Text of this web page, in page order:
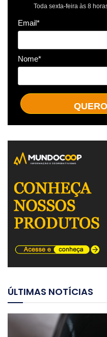
Toda sexta-feira às 8
Email*
Nome*
ÚLTIMAS NOTÍCIAS